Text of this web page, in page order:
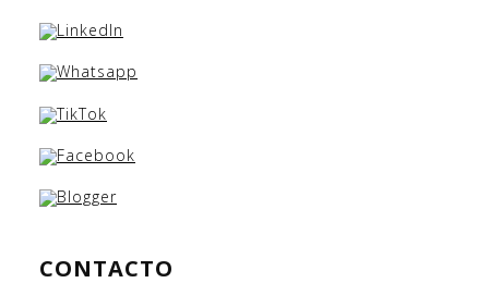
CONTACTO